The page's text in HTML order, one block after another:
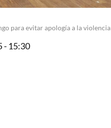
para evitar apología a la violencia
- 15:30